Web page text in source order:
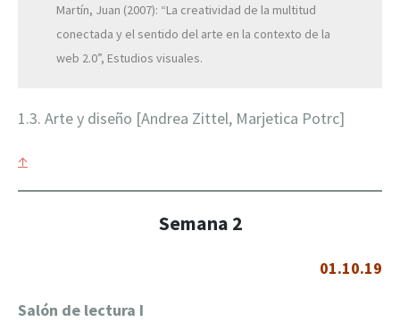
Martín, Juan (2007): “La creatividad de la multitud
conectada y el sentido del arte en la contexto de la
web 2.0”, Estudios visuales.
1.3. Arte y diseño [Andrea Zittel, Marjetica Potrc]
↑
Semana 2
01.10.19
Salón de lectura I